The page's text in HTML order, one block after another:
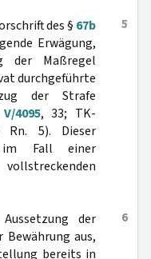
5
des § 67b
Erwägung,
der Maßregel
durchgeführte
der Strafe
4095, 33; TK-
Rn. 5). Dieser
im Fall einer
6
der
aus,
bereits in